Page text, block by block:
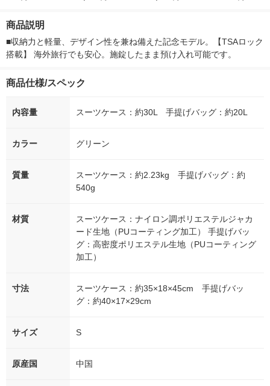
シ） オリジナル
オリジナル
商品説明
■収納力と軽量、デザイン性を兼ね備えた記念モデル。【TSAロック
搭載】 海外旅行でも安心。施錠したまま預け入れ可能です。
商品仕様/スペック
内容量 スーツケース：約30L 手提げバッグ：約20L
カラー グリーン
質量
スーツケース：約2.23kg 手提げバッグ：約
540g
材質
スーツケース：ナイロン調ポリエステルジャカ
ード生地（PUコーティング加工） 手提げバッ
グ：高密度ポリエステル生地（PUコーティング
加工）
寸法
スーツケース：約35×18×45cm 手提げバッ
グ：約40×17×29cm
サイズ S
原産国 中国